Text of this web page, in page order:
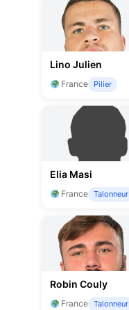
Lino Julien
France Pilier
Elia Masi
France Talonneur
Robin Couly
France Talonneur